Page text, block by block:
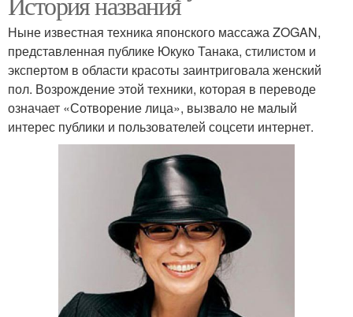
Ныне известная техника японского массажа ZOGAN,
представленная публике Юкуко Танака, стилистом и
экспертом в области красоты заинтриговала женский
пол. Возрождение этой техники, которая в переводе
означает «Сотворение лица», вызвало не малый
интерес публики и пользователей соцсети интернет.